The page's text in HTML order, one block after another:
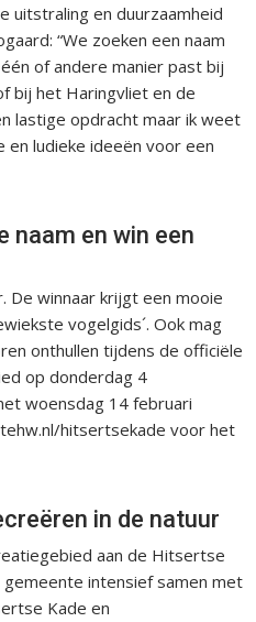
uitstraling en duurzaamheid
“We zoeken een naam
of andere manier past bij
bij het Haringvliet en de
lastige opdracht maar ik weet
ludieke ideeën voor een
naam en win een
De winnaar krijgt een mooie
vogelgids´. Ook mag
onthullen tijdens de officiële
op donderdag 4
woensdag 14 februari
hitsertsekade voor het
in de natuur
aan de Hitsertse
intensief samen met
Kade en